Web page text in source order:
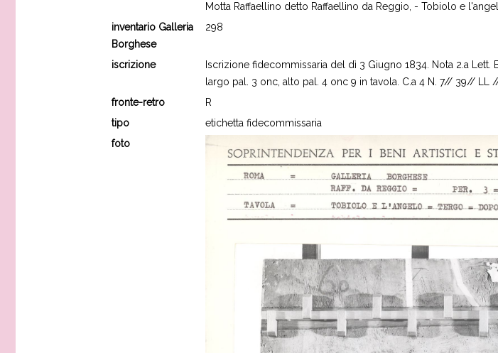
Motta Raffaellino detto Raffaellino da Reggio, - Tobiolo e
inventario Galleria
Borghese
298
iscrizione
Iscrizione fidecommissaria del dì 3 Giugno 1834. Nota 2.a
largo pal. 3 onc, alto pal. 4 onc 9 in tavola. C.a 4 N. 7// 39// LL
fronte-retro
R
tipo
etichetta fidecommissaria
foto